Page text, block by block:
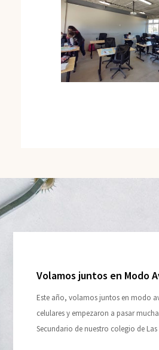
Volamos juntos en Modo
Este año, volamos juntos en modo
celulares y empezaron a pasar
Secundario de nuestro colegio de Las